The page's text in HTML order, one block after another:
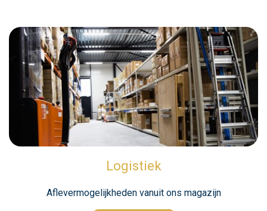
Logistiek
Aflevermogelijkheden vanuit ons magazijn